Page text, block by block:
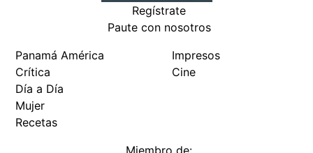
Regístrate
Paute con nosotros
Panamá América
Crítica
Día a Día
Mujer
Recetas
Impresos
Cine